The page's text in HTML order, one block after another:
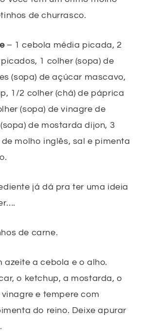
de churrasco.
– 1 cebola média picada, 2
1 colher (sopa) de
(sopa) de açúcar mascavo,
1/2 colher (chá) de páprica
(sopa) de vinagre de
de mostarda dijon, 3
molho inglês, sal e pimenta
já dá pra ter uma ideia
de carne.
azeite a cebola e o alho.
o ketchup, a mostarda, o
e tempere com
do reino. Deixe apurar